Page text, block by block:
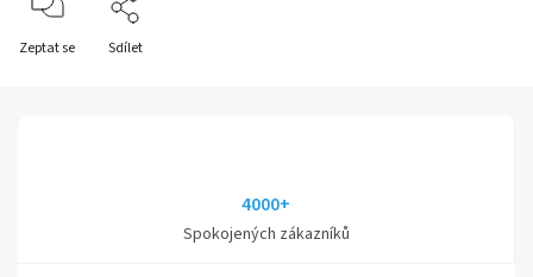
Zeptat se Sdílet
4000+
Spokojených zákazníků